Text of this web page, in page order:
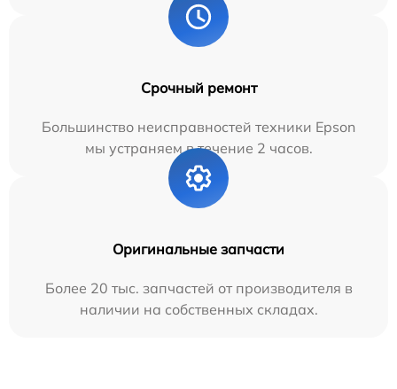
Срочный ремонт
Большинство неисправностей техники Epson
мы устраняем в течение 2 часов.
Оригинальные запчасти
Более 20 тыс. запчастей от производителя в
наличии на собственных складах.